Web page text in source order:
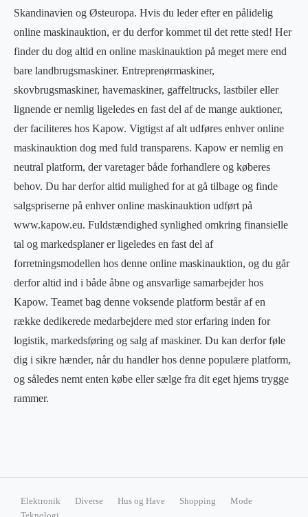
Skandinavien og Østeuropa. Hvis du leder efter en pålidelig
online maskinauktion, er du derfor kommet til det rette sted! Her
finder du dog altid en online maskinauktion på meget mere end
bare landbrugsmaskiner. Entreprenørmaskiner,
skovbrugsmaskiner, havemaskiner, gaffeltrucks, lastbiler eller
lignende er nemlig ligeledes en fast del af de mange auktioner,
der faciliteres hos Kapow. Vigtigst af alt udføres enhver online
maskinauktion dog med fuld transparens. Kapow er nemlig en
neutral platform, der varetager både forhandlere og køberes
behov. Du har derfor altid mulighed for at gå tilbage og finde
salgspriserne på enhver online maskinauktion udført på
www.kapow.eu. Fuldstændighed synlighed omkring finansielle
tal og markedsplaner er ligeledes en fast del af
forretningsmodellen hos denne online maskinauktion, og du går
derfor altid ind i både åbne og ansvarlige samarbejder hos
Kapow. Teamet bag denne voksende platform består af en
række dedikerede medarbejdere med stor erfaring inden for
logistik, markedsføring og salg af maskiner. Du kan derfor føle
dig i sikre hænder, når du handler hos denne populære platform,
og således nemt enten købe eller sælge fra dit eget hjems trygge
rammer.
Elektronik Diverse Hus og Have Shopping
Mode